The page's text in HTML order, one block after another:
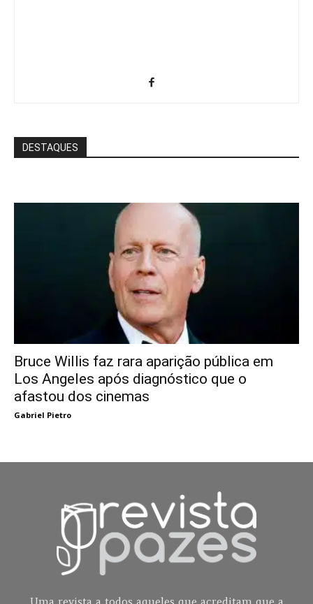
DESTAQUES
Bruce Willis faz rara aparição pública em
Los Angeles após diagnóstico que o
afastou dos cinemas
Gabriel Pietro